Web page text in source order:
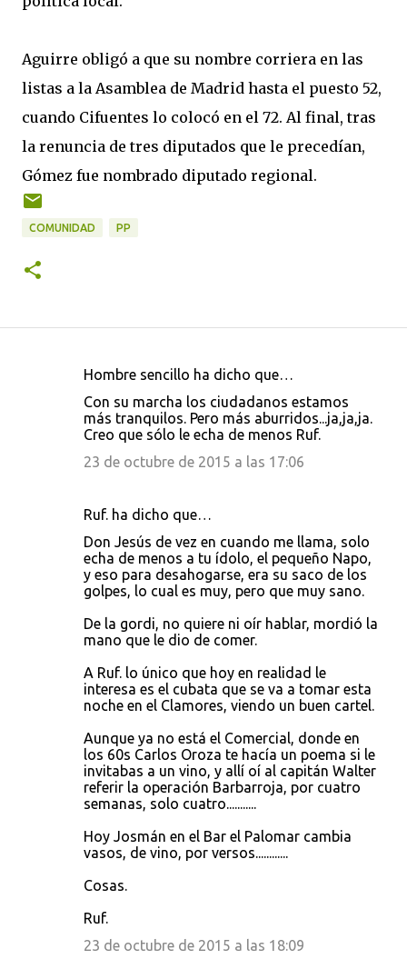
Aguirre obligó a que su nombre corriera en las
listas a la Asamblea de Madrid hasta el puesto 52,
cuando Cifuentes lo colocó en el 72. Al final, tras
la renuncia de tres diputados que le precedían,
Gómez fue nombrado diputado regional.
COMUNIDAD PP
Hombre sencillo ha dicho que…
Con su marcha los ciudadanos estamos
más tranquilos. Pero más aburridos...ja,ja,ja.
Creo que sólo le echa de menos Ruf.
23 de octubre de 2015 a las 17:06
Ruf. ha dicho que…
Don Jesús de vez en cuando me llama, solo
echa de menos a tu ídolo, el pequeño Napo,
y eso para desahogarse, era su saco de los
golpes, lo cual es muy, pero que muy sano.
De la gordi, no quiere ni oír hablar, mordió la
mano que le dio de comer.
A Ruf. lo único que hoy en realidad le
interesa es el cubata que se va a tomar esta
noche en el Clamores, viendo un buen cartel.
Aunque ya no está el Comercial, donde en
los 60s Carlos Oroza te hacía un poema si le
invitabas a un vino, y allí oí al capitán Walter
referir la operación Barbarroja, por cuatro
semanas, solo cuatro...........
Hoy Josmán en el Bar el Palomar cambia
vasos, de vino, por versos............
Cosas.
Ruf.
23 de octubre de 2015 a las 18:09